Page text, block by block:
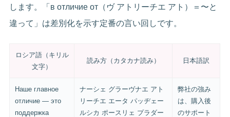
します。「в отличие от（ヴ アトリーチエ アト）＝〜と
違って」は差別化を示す定番の言い回しです。
ロシア語（キリル
文字）
読み方（カタカナ読み） 日本語訳
Наше главное
отличие — это
поддержка
ナーシェ グラーヴナエ アト
リーチエ エータ パッヂェー
ルシカ ポースリェ プラダー
弊社の強み
は、購入後
のサポート